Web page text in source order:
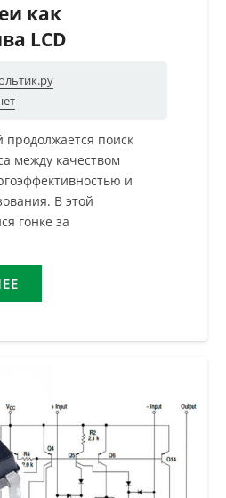
как
LCD
продолжается поиск
между качеством
и
В этой
гонке за